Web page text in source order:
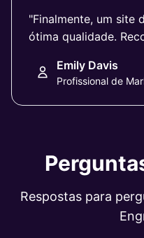
"Finalmente, um site
ótima qualidade.
Emily Davis
Profissional de
Respostas para